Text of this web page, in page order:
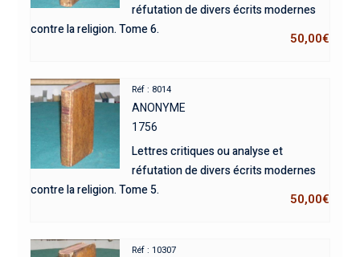
réfutation de divers écrits modernes
contre la religion. Tome 6.
50,00€
Réf : 8014
ANONYME
1756
Lettres critiques ou analyse et
réfutation de divers écrits modernes
contre la religion. Tome 5.
50,00€
Réf : 10307